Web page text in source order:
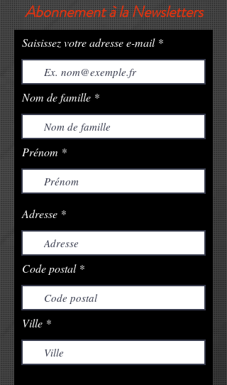
Abonnement à la Newsletters
Saisissez votre adresse e-mail
Nom de famille
Prénom
Adresse
Code postal
Ville